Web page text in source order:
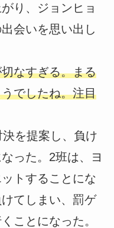
り、ジョンヒョ
会いを思い出し
なすぎる。まる
でしたね。注目
を提案し、負け
った。2班は、ヨ
トすることにな
てしまい、罰ゲ
ことになった。